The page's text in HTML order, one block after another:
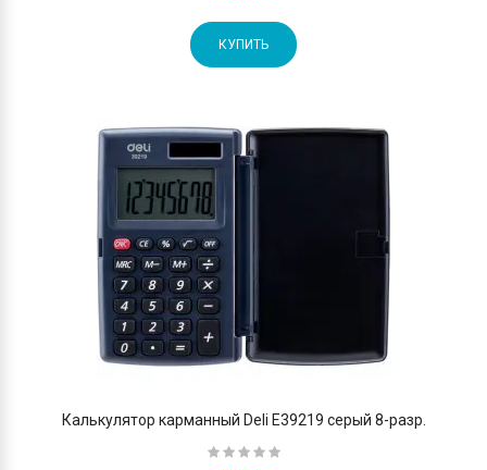
КУПИТЬ
Калькулятор карманный Deli E39219 серый 8-разр.